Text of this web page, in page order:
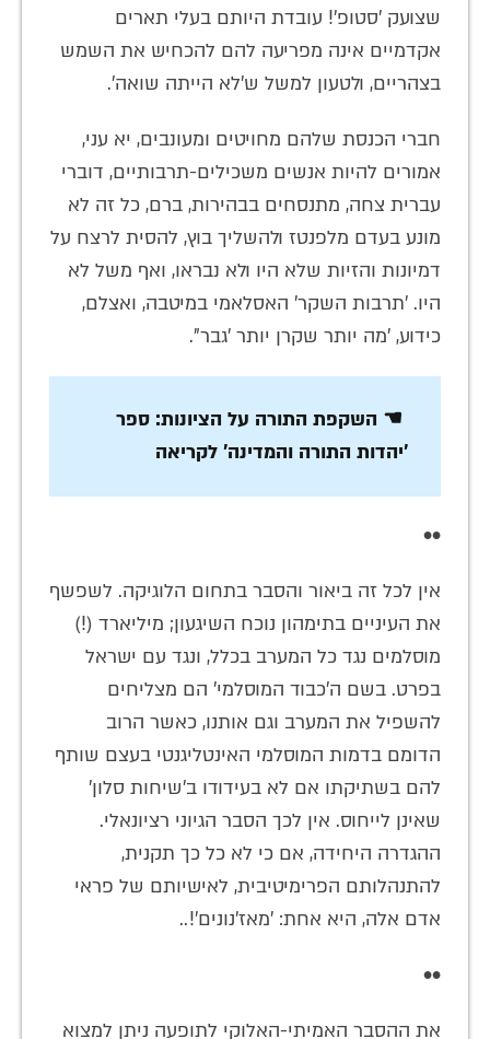
שצועק 'סטופ'! עובדת היותם בעלי תארים
אקדמיים אינה מפריעה להם להכחיש את השמש
בצהריים, ולטעון למשל ש'לא הייתה שואה'.
חברי הכנסת שלהם מחויטים ומעונבים, יא עני,
אמורים להיות אנשים משכילים-תרבותיים, דוברי
עברית צחה, מתנסחים בבהירות, ברם, כל זה לא
מונע בעדם מלפנטז ולהשליך בוץ, להסית לרצח על
דמיונות והזיות שלא היו ולא נבראו, ואף משל לא
היו. 'תרבות השקר' האסלאמי במיטבה, ואצלם,
כידוע, 'מה יותר שקרן יותר 'גבר".
☚ השקפת התורה על הציונות: ספר
'יהדות התורה והמדינה' לקריאה
••
אין לכל זה ביאור והסבר בתחום הלוגיקה. לשפשף
את העיניים בתימהון נוכח השיגעון; מיליארד (!)
מוסלמים נגד כל המערב בכלל, ונגד עם ישראל
בפרט. בשם ה'כבוד המוסלמי' הם מצליחים
להשפיל את המערב וגם אותנו, כאשר הרוב
הדומם בדמות המוסלמי האינטליגנטי בעצם שותף
להם בשתיקתו אם לא בעידודו ב'שיחות סלון'
שאינן לייחוס. אין לכך הסבר הגיוני רציונאלי.
ההגדרה היחידה, אם כי לא כל כך תקנית,
להתנהלותם הפרימיטיבית, לאישיותם של פראי
אדם אלה, היא אחת: 'מאז'נונים'!..
••
את ההסבר האמיתי-האלוקי לתופעה ניתן למצוא